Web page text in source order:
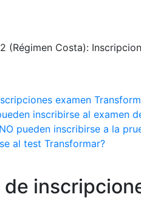
(Régimen Costa):
examen
inscribirse al examen
pueden inscribirse a la
al test Transformar?